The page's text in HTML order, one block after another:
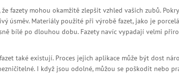
fazety mohou okamžitě zlepšit vzhled vašich zubů.
úsměv. Materiály použité při výrobě fazet, jako je
bílé po dlouhou dobu. Fazety navíc vypadají velmi
také existují. Proces jejich aplikace může být dost
I když jsou odolné, můžou se poškodit nebo